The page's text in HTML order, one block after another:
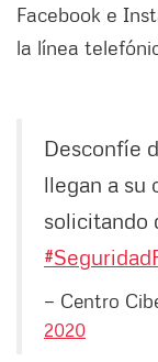
Facebook e
la línea
Desconfíe
llegan a su
solicitando
— Centro
2020